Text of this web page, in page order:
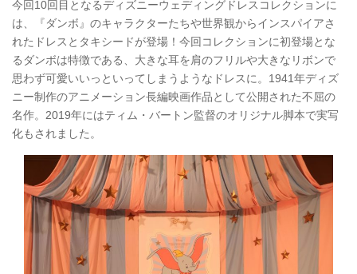
今回10回目となるディズニーウェディングドレスコレクションに
は、『ダンボ』のキャラクターたちや世界観からインスパイアさ
れたドレスとタキシードが登場！今回コレクションに初登場とな
るダンボは特徴である、大きな耳を肩のフリルや大きなリボンで
思わず可愛いいっといってしまうようなドレスに。1941年ディズ
ニー制作のアニメーション長編映画作品として公開された不屈の
名作。2019年にはティム・バートン監督のオリジナル脚本で実写
化もされました。